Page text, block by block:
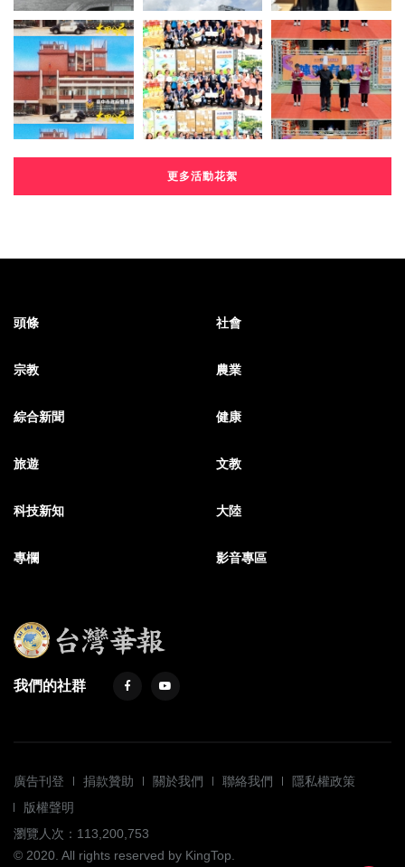
更多活動花絮
頭條 社會
宗教 農業
綜合新聞 健康
旅遊 文教
科技新知 大陸
專欄 影音專區
我們的社群
廣告刊登 捐款贊助 關於我們 聯絡我們
隱私權政策
版權聲明
瀏覽人次：113,200,753
© 2020. All rights reserved by KingTop.